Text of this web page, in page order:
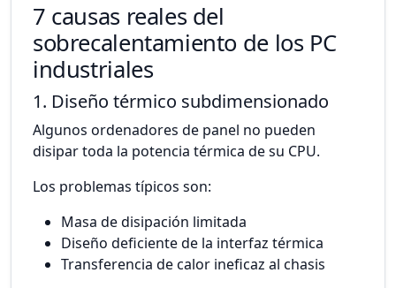
7 causas reales del
sobrecalentamiento de los PC
industriales
1. Diseño térmico subdimensionado
Algunos ordenadores de panel no pueden
disipar toda la potencia térmica de su CPU.
Los problemas típicos son:
Masa de disipación limitada
Diseño deficiente de la interfaz térmica
Transferencia de calor ineficaz al chasis